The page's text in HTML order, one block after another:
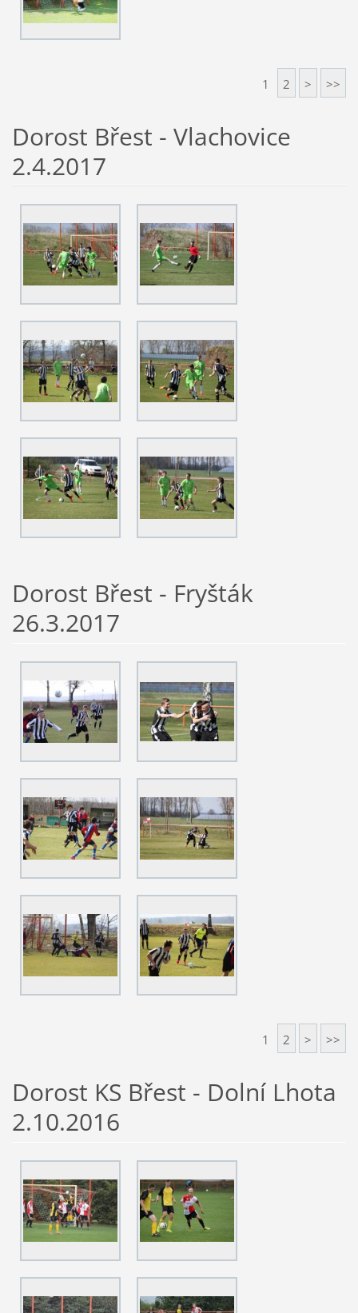
1 2 > >>
Dorost Břest - Vlachovice
2.4.2017
Dorost Břest - Fryšták
26.3.2017
1 2 > >>
Dorost KS Břest - Dolní Lhota
2.10.2016